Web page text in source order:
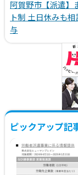
阿賀野市【派遣】
ト制 土日休みも
与
ピックアップ記